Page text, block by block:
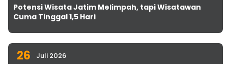
Potensi Wisata Jatim Melimpah, tapi Wisatawan
Cuma Tinggal 1,5 Hari
26 Juli 2026